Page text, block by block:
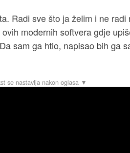
Radi sve što ja želim i ne
modernih softvera gdje
sam ga htio, napisao bih ga